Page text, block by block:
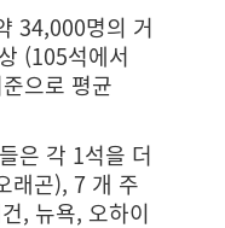
34,000명의 거
(105석에서
으로 평균
은 각 1석을 더
래곤), 7 개 주
, 뉴욕, 오하이